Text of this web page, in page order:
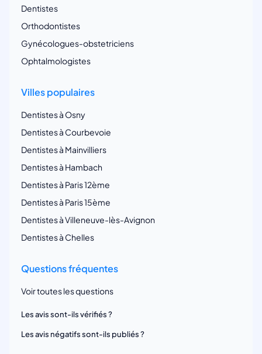
Dentistes
Orthodontistes
Gynécologues-obstetriciens
Ophtalmologistes
Villes populaires
Dentistes à Osny
Dentistes à Courbevoie
Dentistes à Mainvilliers
Dentistes à Hambach
Dentistes à Paris 12ème
Dentistes à Paris 15ème
Dentistes à Villeneuve-lès-Avignon
Dentistes à Chelles
Questions fréquentes
Voir toutes les questions
Les avis sont-ils vérifiés ?
Les avis négatifs sont-ils publiés ?